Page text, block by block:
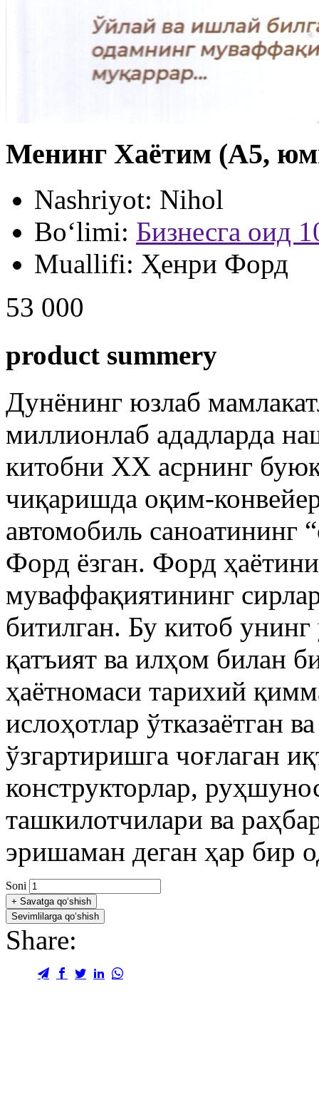
Менинг Хаётим (А5,
Nashriyot: Nihol
Bo‘limi: Бизнесга оид
Muallifi: Ҳенри Форд
53 000
product summery
Дунёнинг юзлаб
миллионлаб ададларда
китобни XX асрнинг
чиқаришда оқим-
автомобиль саноатининг
Форд ёзган. Форд
муваффақиятининг
битилган. Бу китоб
қатъият ва илҳом билан
ҳаётномаси тарихий
ислоҳотлар ўтказаётган
ўзгартиришга чоғлаган
конструкторлар,
ташкилотчилари ва
эришаман деган ҳар бир
Soni
+ Savatga qo‘shish
Sevimlilarga qo‘shish
Share: